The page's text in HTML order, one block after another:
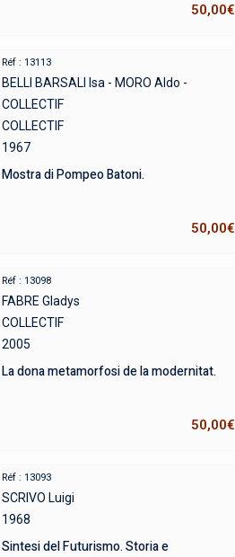
50,00€
Réf : 13113
BELLI BARSALI Isa - MORO Aldo -
COLLECTIF
COLLECTIF
1967
Mostra di Pompeo Batoni.
50,00€
Réf : 13098
FABRE Gladys
COLLECTIF
2005
La dona metamorfosi de la modernitat.
50,00€
Réf : 13093
SCRIVO Luigi
1968
Sintesi del Futurismo. Storia e